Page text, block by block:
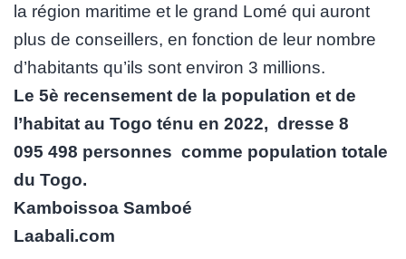
la région maritime et le grand Lomé qui auront
plus de conseillers, en fonction de leur nombre
d’habitants qu’ils sont environ 3 millions.
Le 5è recensement de la population et de
l’habitat au Togo ténu en 2022, dresse 8
095 498 personnes comme population totale
du Togo.
Kamboissoa Samboé
Laabali.com